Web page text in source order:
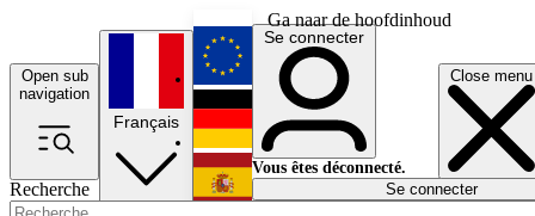
Ga naar de hoofdinhoud
Open sub
navigation
Close menu
Recherche
Français
English
Deutsch
Español
Se connecter
Vous êtes déconnecté.
Se connecter